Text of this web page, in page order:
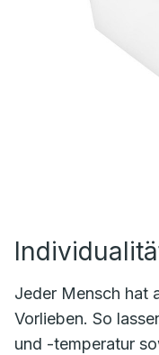
Jeder Mensch hat
Vorlieben. So
und -temperatur